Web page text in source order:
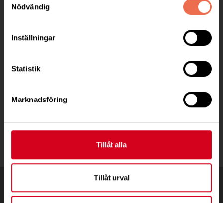
Nödvändig
Inställningar
Statistik
Marknadsföring
Tillåt alla
Tillåt urval
Postadress:
BG 862-8190